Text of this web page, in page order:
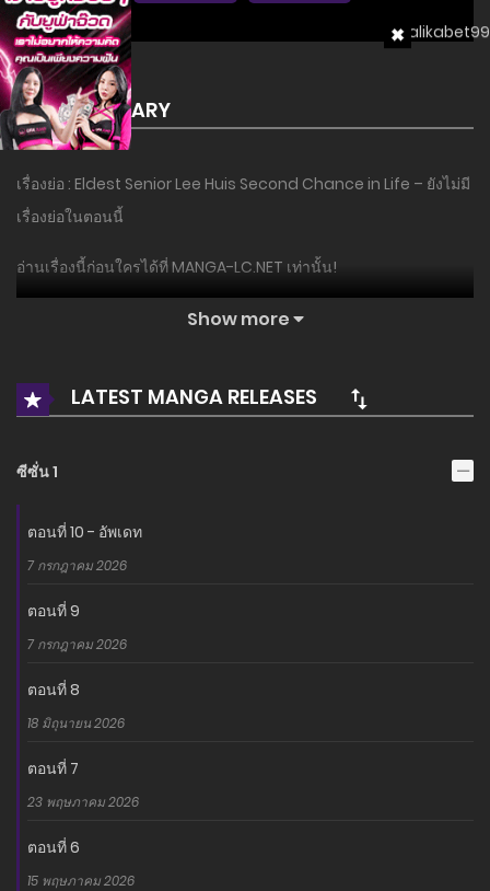
SUMMARY
เรื่องย่อ : Eldest Senior Lee Huis Second Chance in Life – ยังไม่มี
เรื่องย่อในตอนนี้
อ่านเรื่องนี้ก่อนใครได้ที่ MANGA-LC.NET เท่านั้น!
Show more
LATEST MANGA RELEASES
ซีซั่น 1
ตอนที่ 10 - อัพเดท
7 กรกฎาคม 2026
ตอนที่ 9
7 กรกฎาคม 2026
ตอนที่ 8
18 มิถุนายน 2026
ตอนที่ 7
23 พฤษภาคม 2026
ตอนที่ 6
15 พฤษภาคม 2026